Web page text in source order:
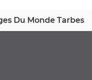
Du Monde Tarbes